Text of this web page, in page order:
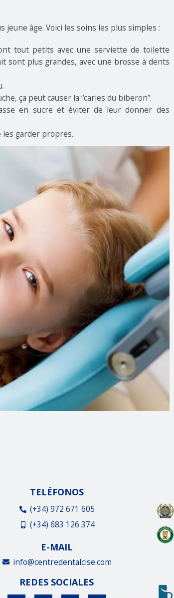
âge. Voici les soins les plus simples :
tout petits avec une serviette de toilette
sont plus grandes, avec une brosse à dents
ça peut causer la “caries du biberon”.
en sucre et éviter de leur donner des
les garder propres.
TELÉFONOS
(+34) 972 671 605
(+34) 683 126 374
E-MAIL
info@centredentalcise.com
REDES SOCIALES